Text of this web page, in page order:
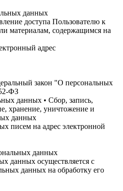
данных
доступа Пользователю к
материалам, содержащимся на
адрес
закон "О персональных
ФЗ
данных • Сбор, запись,
хранение, уничтожение и
данных
писем на адрес электронной
данных
данных осуществляется с
данных на обработку его